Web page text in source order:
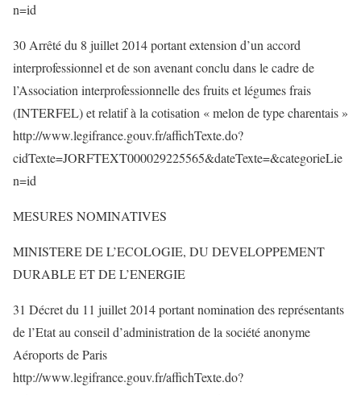
n=id
30 Arrêté du 8 juillet 2014 portant extension d’un accord
interprofessionnel et de son avenant conclu dans le cadre de
l’Association interprofessionnelle des fruits et légumes frais
(INTERFEL) et relatif à la cotisation « melon de type charentais »
http://www.legifrance.gouv.fr/affichTexte.do?
cidTexte=JORFTEXT000029225565&dateTexte=&categorieLie
n=id
MESURES NOMINATIVES
MINISTERE DE L’ECOLOGIE, DU DEVELOPPEMENT
DURABLE ET DE L’ENERGIE
31 Décret du 11 juillet 2014 portant nomination des représentants
de l’Etat au conseil d’administration de la société anonyme
Aéroports de Paris
http://www.legifrance.gouv.fr/affichTexte.do?